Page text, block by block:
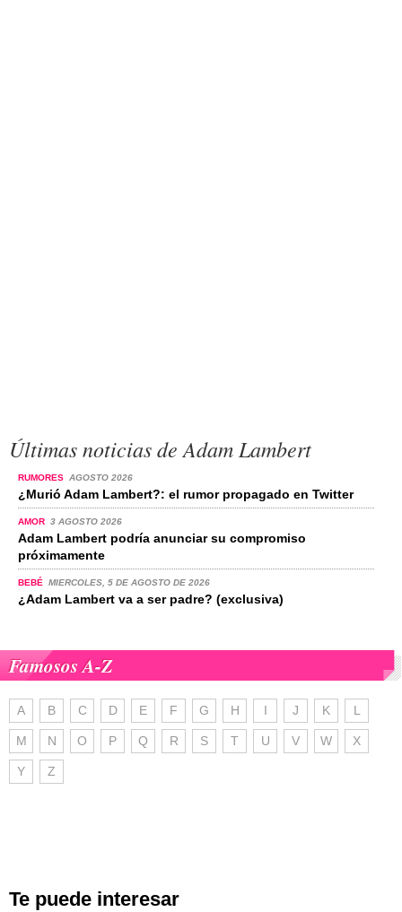
Últimas noticias de Adam Lambert
RUMORES AGOSTO 2026
¿Murió Adam Lambert?: el rumor propagado en Twitter
AMOR 3 AGOSTO 2026
Adam Lambert podría anunciar su compromiso
próximamente
BEBÉ MIERCOLES, 5 DE AGOSTO DE 2026
¿Adam Lambert va a ser padre? (exclusiva)
Famosos A-Z
A B C D E F G H I J K L
M N O P Q R S T U V W X
Y Z
Te puede interesar